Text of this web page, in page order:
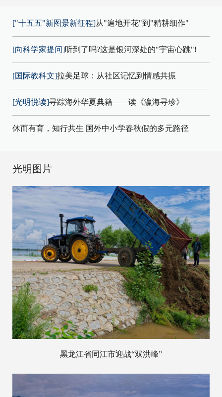
["十五五"新图景新征程]从"遍地开花"到"精耕细作"
[向科学家提问]听到了吗?这是银河深处的"宇宙心跳"!
[国际教科文]拉美足球：从社区记忆到情感共振
[光明悦读]寻踪海外华夏典籍——读《瀛海寻珍》
休而有育，知行共生 国外中小学春秋假的多元路径
光明图片
黑龙江省同江市迎战“双洪峰”